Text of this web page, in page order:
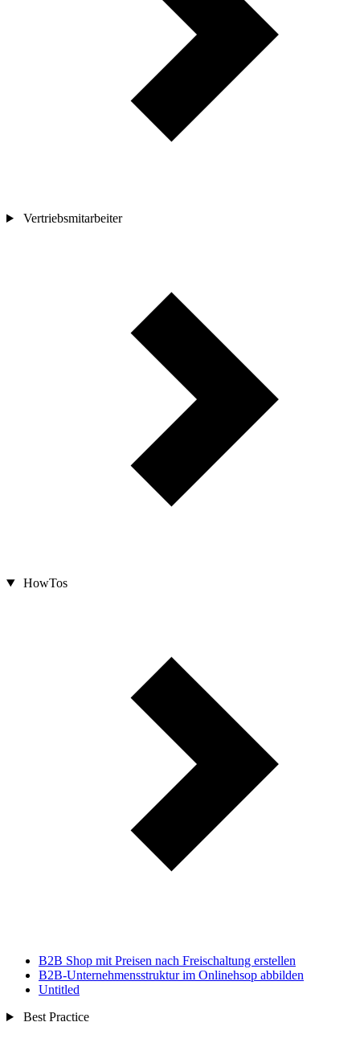
Vertriebsmitarbeiter
HowTos
B2B Shop mit Preisen nach Freischaltung erstellen
B2B-Unternehmensstruktur im Onlinehsop abbilden
Untitled
Best Practice